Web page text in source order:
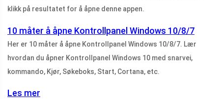
klikk på resultatet for å åpne denne appen.
10 måter å åpne Kontrollpanel Windows 10/8/7
Her er 10 måter å åpne Kontrollpanel Windows 10/8/7. Lær
hvordan du åpner Kontrollpanel Windows 10 med snarvei,
kommando, Kjør, Søkeboks, Start, Cortana, etc.
Les mer